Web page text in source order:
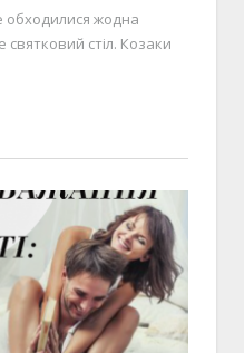
обходилися жодна
стіл. Козаки